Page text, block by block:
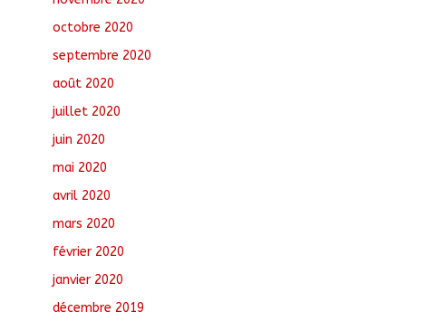
octobre 2020
septembre 2020
août 2020
juillet 2020
juin 2020
mai 2020
avril 2020
mars 2020
février 2020
janvier 2020
décembre 2019